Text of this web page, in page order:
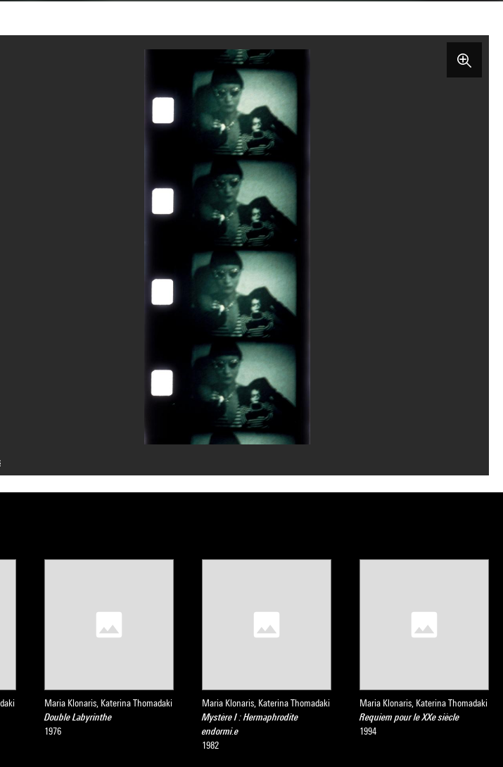
: Photogrammes
Maria Klonaris, Katerina Thomadaki
Double Labyrinthe
1976
Maria Klonaris, Katerina Thomadaki
Mystère I : Hermaphrodite
endormi.e
1982
Maria Klonaris, Katerina Thomadaki
Requiem pour le XXe siècle
1994